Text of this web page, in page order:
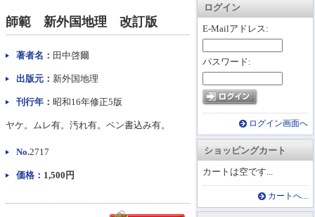
カートを見る
ログイン
E-Mailアドレス:
パスワード:
ログイン画面へ
ショッピングカート
カートは空です...
カートへ...
こ
か
本
師範 新外国地理 改訂版
著者名： 田中啓爾
出版元： 新外国地理
刊行年： 昭和16年修正5版
ヤケ。ムレ有。汚れ有。ペン書込み有。
No.2717
価格： 1,500円